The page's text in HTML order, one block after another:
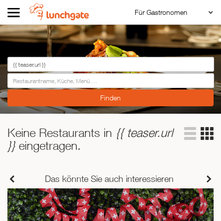
Für Gastronomen
Restaurant Login
Reservierungssystem
Restaurant hinzufügen
ZUR STARTSEITE
ZUR RESTAURANTSUCHE
Asiatisch
Französisch
Traditionell
Vegetarisch
Spanisch
Keine Restaurants in {{ teaser.url
}} eingetragen.
Das könnte Sie auch interessieren